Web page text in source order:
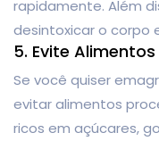
rapidamente. Além
desintoxicar o corpo
5. Evite
Se você quiser
evitar alimentos
ricos em açúcares,